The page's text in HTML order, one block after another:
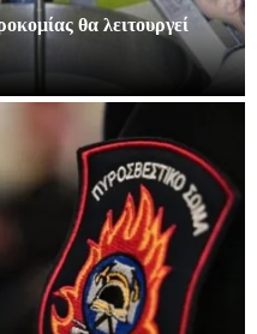
θα λειτουργεί